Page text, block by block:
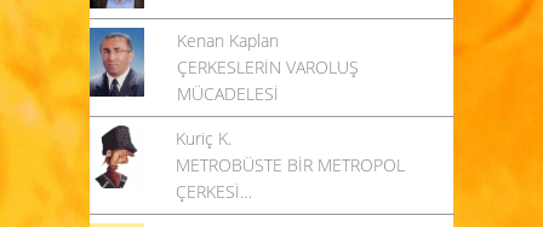
Kenan Kaplan
ÇERKESLERİN VAROLUŞ
MÜCADELESİ
Kuriç K.
METROBÜSTE BİR METROPOL
ÇERKESİ…